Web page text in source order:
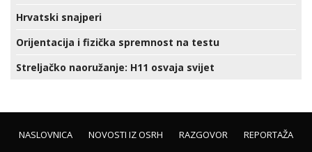
Hrvatski snajperi
Orijentacija i fizička spremnost na testu
Streljačko naoružanje: H11 osvaja svijet
NASLOVNICA NOVOSTI IZ OSRH RAZGOVOR
REPORTAŽA